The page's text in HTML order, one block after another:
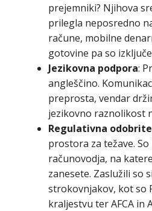
prejemniki? Njihova
prilegla neposredno
račune, mobilne
gotovine pa so
Jezikovna podpora:
angleščino.
preprosta, vendar
jezikovno raznolikost
Regulativna
prostora za težave.
računovodja, na
zanesete. Zaslužili so
strokovnjakov, kot so
kraljestvu ter AFCA in